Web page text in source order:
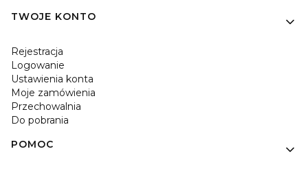
TWOJE KONTO
Rejestracja
Logowanie
Ustawienia konta
Moje zamówienia
Przechowalnia
Do pobrania
POMOC